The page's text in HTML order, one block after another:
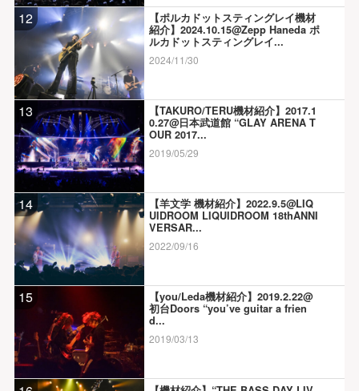
12
【ポルカドットスティングレイ機材
紹介】2024.10.15@Zepp Haneda ポ
ルカドットスティングレイ...
2024/11/30
13
【TAKURO/TERU機材紹介】2017.1
0.27@日本武道館 “GLAY ARENA T
OUR 2017...
2019/05/29
14
【羊文学 機材紹介】2022.9.5@LIQ
UIDROOM LIQUIDROOM 18thANNI
VERSAR...
2022/09/16
15
【you/Leda機材紹介】2019.2.22@
初台Doors “you’ve guitar a frien
d...
2019/03/13